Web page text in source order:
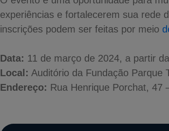
experiências e fortalecerem sua rede
inscrições podem ser feitas por meio
Data: 11 de março de 2024, a partir
Local: Auditório da Fundação Parque
Endereço: Rua Henrique Porchat, 47